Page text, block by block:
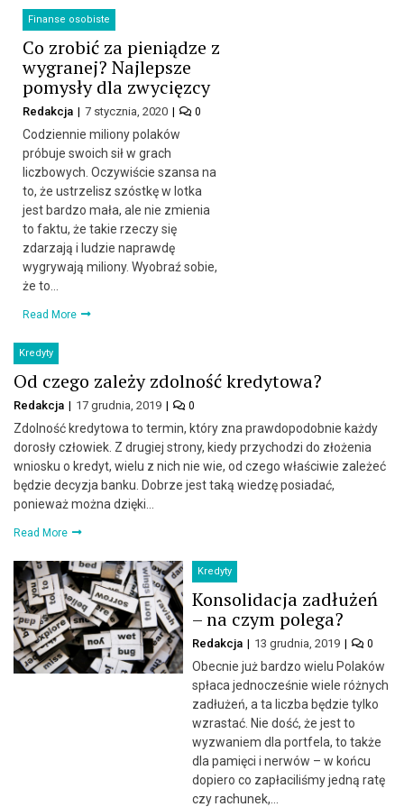
Finanse osobiste
Co zrobić za pieniądze z
wygranej? Najlepsze
pomysły dla zwycięzcy
Redakcja 7 stycznia, 2020 0
Codziennie miliony polaków
próbuje swoich sił w grach
liczbowych. Oczywiście szansa na
to, że ustrzelisz szóstkę w lotka
jest bardzo mała, ale nie zmienia
to faktu, że takie rzeczy się
zdarzają i ludzie naprawdę
wygrywają miliony. Wyobraź sobie,
że to…
Read More
Kredyty
Od czego zależy zdolność kredytowa?
Redakcja 17 grudnia, 2019 0
Zdolność kredytowa to termin, który zna prawdopodobnie każdy
dorosły człowiek. Z drugiej strony, kiedy przychodzi do złożenia
wniosku o kredyt, wielu z nich nie wie, od czego właściwie zależeć
będzie decyzja banku. Dobrze jest taką wiedzę posiadać,
ponieważ można dzięki…
Read More
Kredyty
Konsolidacja zadłużeń
– na czym polega?
Redakcja 13 grudnia, 2019 0
Obecnie już bardzo wielu Polaków
spłaca jednocześnie wiele różnych
zadłużeń, a ta liczba będzie tylko
wzrastać. Nie dość, że jest to
wyzwaniem dla portfela, to także
dla pamięci i nerwów – w końcu
dopiero co zapłaciliśmy jedną ratę
czy rachunek,…